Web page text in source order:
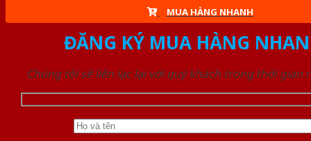
MUA HÀNG NHANH
ĐĂNG KÝ MUA HÀNG
Chúng tôi sẽ liên lạc lại với quý khách trong thời gian